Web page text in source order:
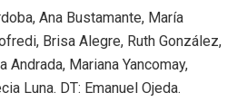
Ana Bustamante, María
Brisa Alegre, Ruth González,
Andrada, Mariana Yancomay,
Luna. DT: Emanuel Ojeda.